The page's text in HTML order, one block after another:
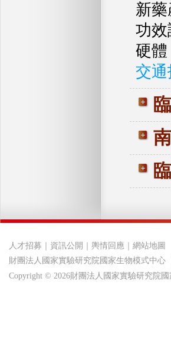
新
功
硬
交通
人才招募 資訊公開 輿情回應
網站地圖
財團法人國家實驗研究院國家生物模式中心
Copyright © 2026財團法人國家實驗研究